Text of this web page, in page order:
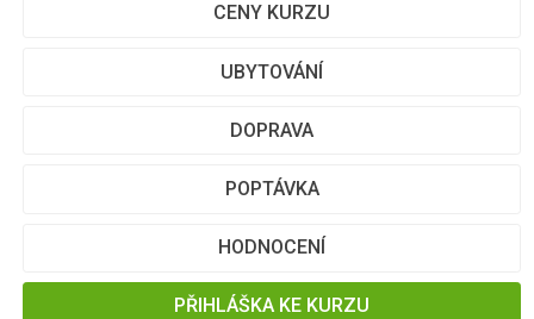
CENY KURZU
UBYTOVÁNÍ
DOPRAVA
POPTÁVKA
HODNOCENÍ
PŘIHLÁŠKA KE KURZU